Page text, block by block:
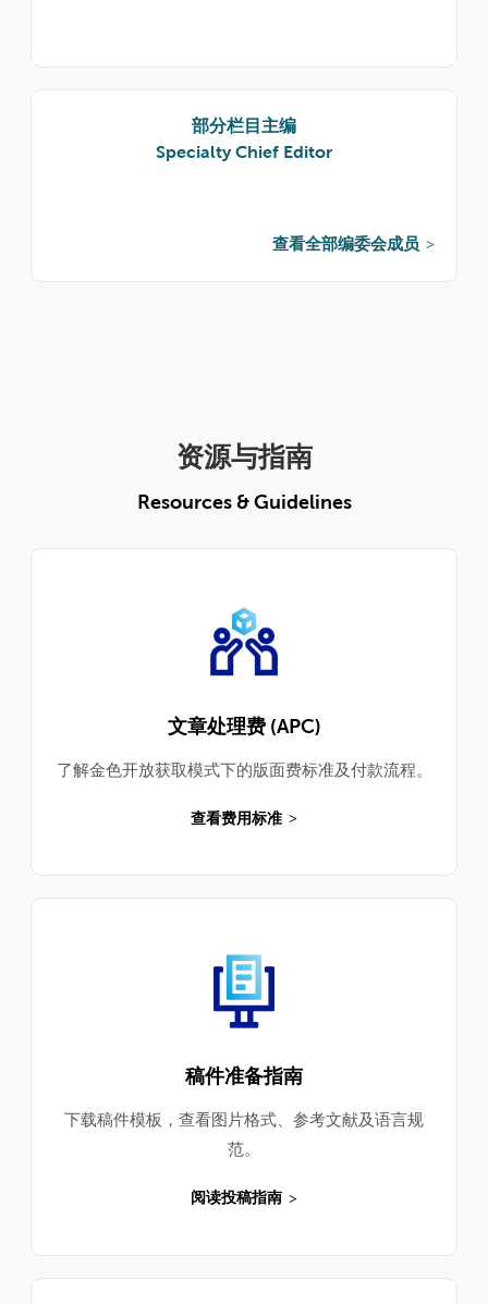
部分栏目主编
Specialty Chief Editor
查看全部编委会成员
资源与指南
Resources & Guidelines
文章处理费 (APC)
了解金色开放获取模式下的版面费标准及付款流程。
查看费用标准
稿件准备指南
下载稿件模板，查看图片格式、参考文献及语言规
范。
阅读投稿指南